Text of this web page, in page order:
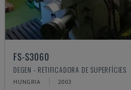
FS-S3060
DEGEN - RETIFICADORA DE SUPERFÍCIES
HUNGRIA 2003